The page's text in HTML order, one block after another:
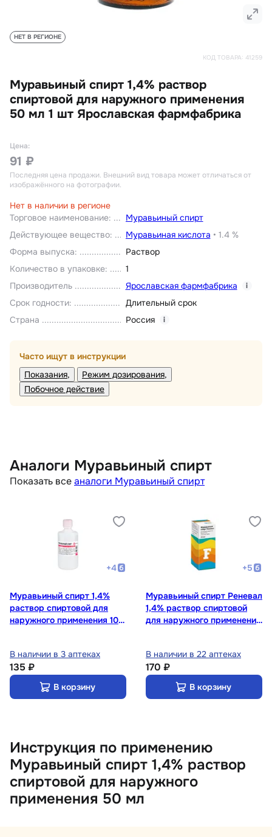
КОД ТОВАРА: 41259
Муравьиный спирт 1,4% раствор
спиртовой для наружного применения
50 мл 1 шт Ярославская фармфабрика
НЕТ В РЕГИОНЕ
Торговое наименование:
Муравьиный спирт
Действующее вещество: Муравьиная кислота • 1.4 %
Форма выпуска:
Раствор
Количество в упаковке:
1
Производитель
Ярославская фармфабрика i
Срок годности:
Длительный срок
Страна
Россия i
Часто ищут в инструкции
Показания
Режим дозирования
Побочное действие
Цена:
91 ₽
Последняя цена продажи. Внешний вид товара может отличаться от
изображённого на фотографии.
Нет в наличии в регионе
Аналоги Муравьиный спирт
Показать всеаналоги Муравьиный спирт
+4
Муравьиный спирт 1,4%
раствор спиртовой для
наружного применения 100
В наличии в 3 аптеках
135 ₽
В корзину
+5
Муравьиный спирт Реневал
1,4% раствор спиртовой
для наружного применения
В наличии в 22 аптеках
170 ₽
В корзину
Инструкция по применению
Муравьиный спирт 1,4% раствор
спиртовой для наружного
применения 50 мл